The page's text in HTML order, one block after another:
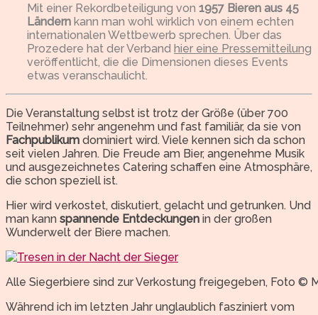
Mit einer Rekordbeteiligung von 1957 Bieren aus 45
Ländern kann man wohl wirklich von einem echten
internationalen Wettbewerb sprechen. Über das
Prozedere hat der Verband hier eine Pressemitteilung
veröffentlicht, die die Dimensionen dieses Events
etwas veranschaulicht.
Die Veranstaltung selbst ist trotz der Größe (über 700
Teilnehmer) sehr angenehm und fast familiär, da sie von
Fachpublikum dominiert wird. Viele kennen sich da schon
seit vielen Jahren. Die Freude am Bier, angenehme Musik
und ausgezeichnetes Catering schaffen eine Atmosphäre,
die schon speziell ist.
Hier wird verkostet, diskutiert, gelacht und getrunken. Und
man kann spannende Entdeckungen in der großen
Wunderwelt der Biere machen.
Alle Siegerbiere sind zur Verkostung freigegeben, Foto ©
Während ich im letzten Jahr unglaublich fasziniert vom